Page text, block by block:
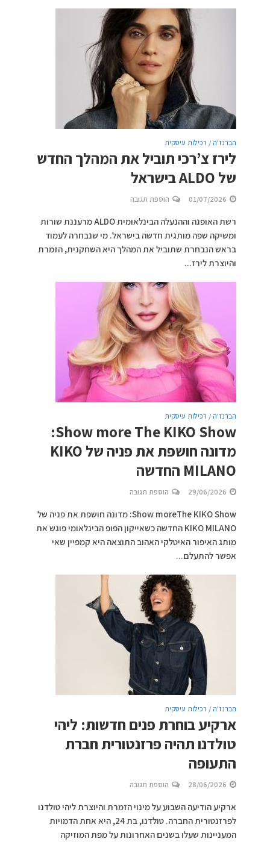
הברנז'ה / רכילות עיסקית
לירז צ’רכי תוביל את המהלך החדש
של ALDO בישראל
01/07/2026 הוספת תגובה
רשת האופנה וההנעלה הבינלאומית ALDO מרעננת שורות
ומשיקה שפה מותגית חדשה בישראל. מי שנבחרה לעמוד
בראש הנבחרת שתוביל את המהלך היא השחקנית, הזמרת
והיוצרת לירז...
הברנז'ה / רכילות עיסקית
Show more The KIKO Show:
מדונה חושפת את פניה של KIKO
MILANO החדשה
29/06/2026 הוספת תגובה
Show moreThe KIKO Show: מדונה חושפת את פניה של
KIKO MILANO החדשה כשאייקון הפופ הבינלאומי פוגש את
מותג האיפור האיטלקי האהוב התוצאה היא קמפיין שאי
אפשר להתעלם...
הברנז'ה / רכילות עיסקית
ארקיע בוחרת פנים חדשות: ליהי
טולדנו תהיה פרזנטורית חברת
התעופה
28/06/2026 הוספת תגובה
ארקיע הודיעה השבוע על מינוי הזמרת והיוצרת ליהי טולדנו
לפרזנטורית החברה. טולדנו, בת 24, היא אחת הדמויות
המעניינות שעלו בשנים האחרונות על מפת המוזיקה